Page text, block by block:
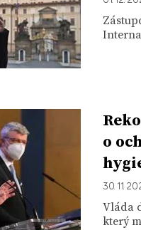
o
30. 11.
Vláda
který